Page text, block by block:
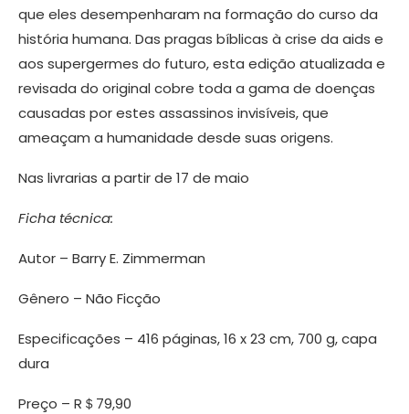
que eles desempenharam na formação do curso da
história humana. Das pragas bíblicas à crise da aids e
aos supergermes do futuro, esta edição atualizada e
revisada do original cobre toda a gama de doenças
causadas por estes assassinos invisíveis, que
ameaçam a humanidade desde suas origens.
Nas livrarias a partir de 17 de maio
Ficha técnica:
Autor – Barry E. Zimmerman
Gênero – Não Ficção
Especificações – 416 páginas, 16 x 23 cm, 700 g, capa
dura
Preço – R＄79,90